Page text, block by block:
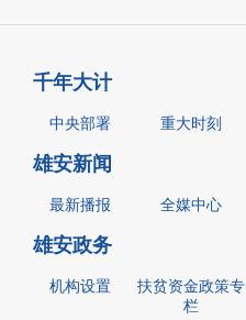
千年大计
中央部署 重大时刻
雄安新闻
最新播报 全媒中心
雄安政务
机构设置
扶贫资金政策专
栏